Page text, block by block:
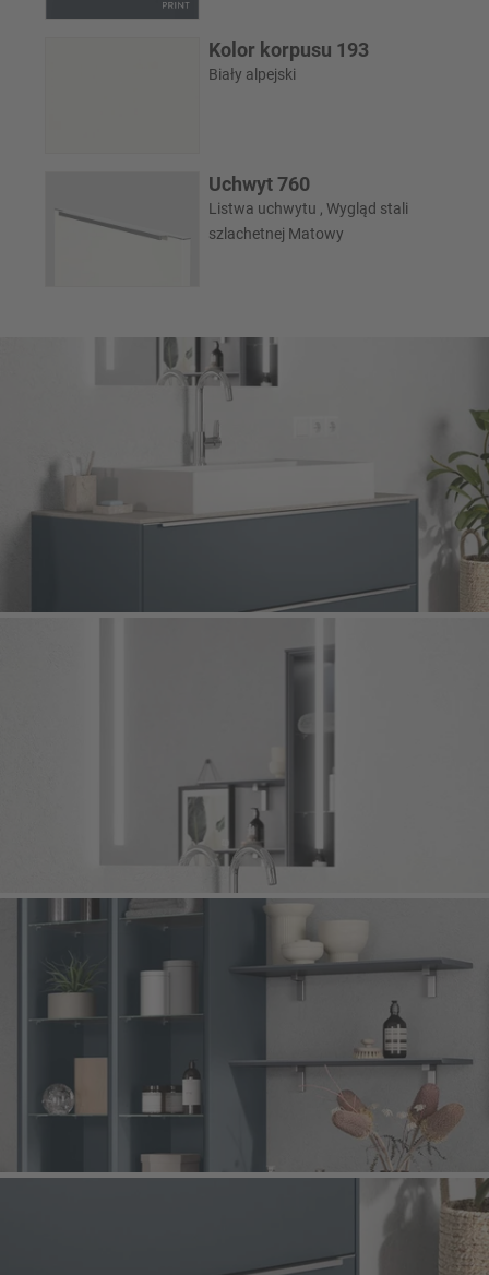
Kolor korpusu 193
Biały alpejski
Uchwyt 760
Listwa uchwytu , Wygląd stali
szlachetnej Matowy